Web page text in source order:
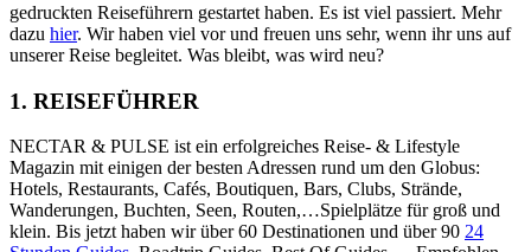
gedruckten Reiseführern gestartet haben. Es ist viel passiert. Mehr
dazu hier. Wir haben viel vor und freuen uns sehr, wenn ihr uns auf
unserer Reise begleitet. Was bleibt, was wird neu?
1. REISEFÜHRER
NECTAR & PULSE ist ein erfolgreiches Reise- & Lifestyle
Magazin mit einigen der besten Adressen rund um den Globus:
Hotels, Restaurants, Cafés, Boutiquen, Bars, Clubs, Strände,
Wanderungen, Buchten, Seen, Routen,…Spielplätze für groß und
klein. Bis jetzt haben wir über 60 Destinationen und über 90 24